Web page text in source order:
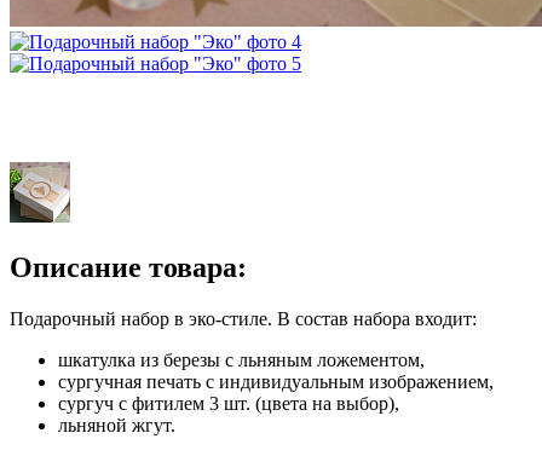
Описание товара:
Подарочный набор в эко-стиле. В состав набора входит:
шкатулка из березы с льняным ложементом,
сургучная печать с индивидуальным изображением,
сургуч с фитилем 3 шт. (цвета на выбор),
льняной жгут.